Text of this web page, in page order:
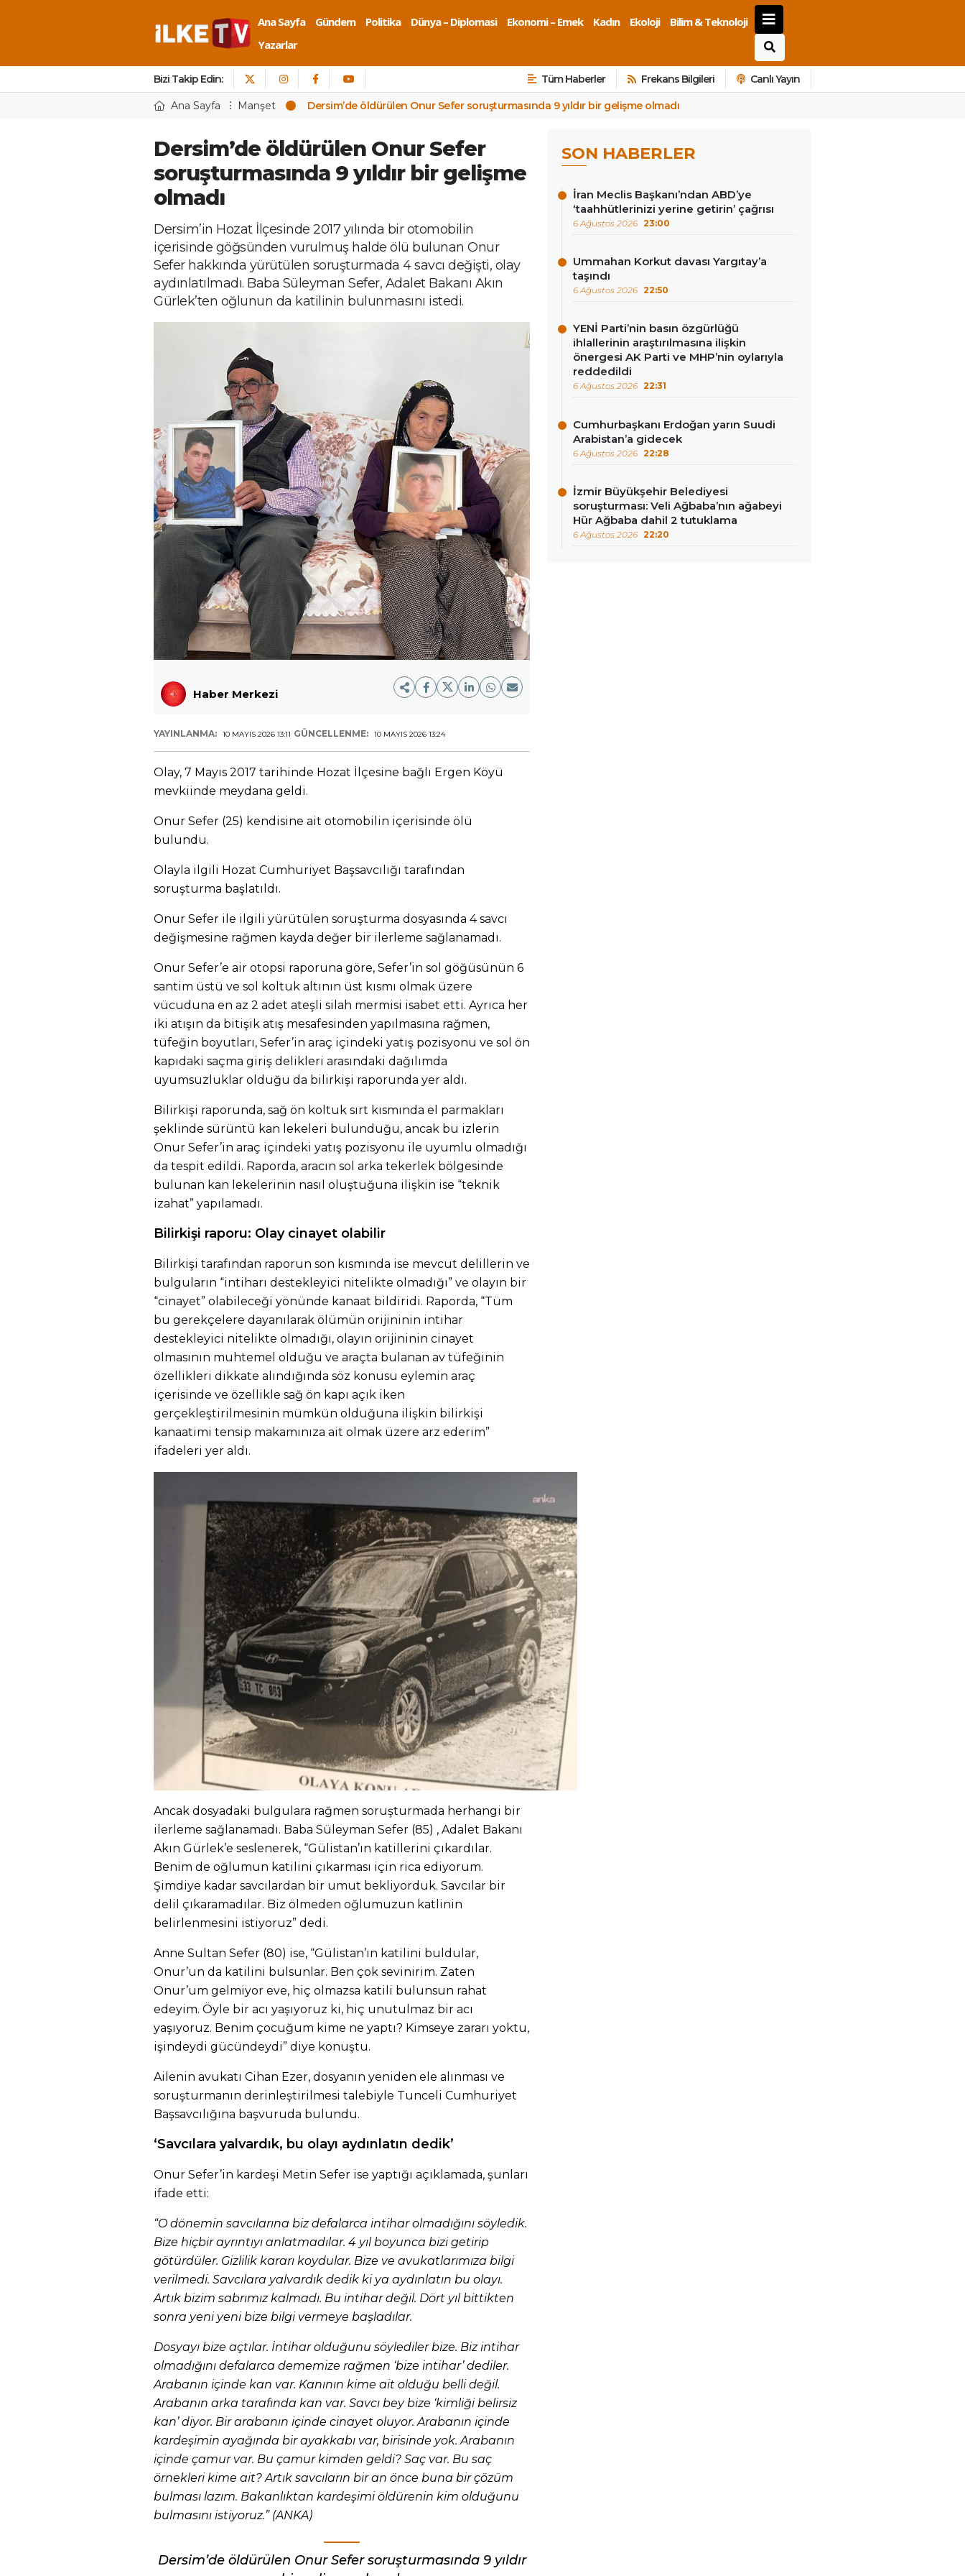
Ana Sayfa Gündem Politika Dünya – Diplomasi Ekonomi – Emek Kadın Ekoloji
Bilim & Teknoloji
Yazarlar
Bizi Takip Edin: Tüm Haberler Frekans Bilgileri Canlı Yayın
Ana Sayfa Manşet Dersim’de öldürülen Onur Sefer soruşturmasında 9 yıldır bir gelişme olmadı
Dersim’de öldürülen Onur Sefer
soruşturmasında 9 yıldır bir gelişme
olmadı
Dersim’in Hozat İlçesinde 2017 yılında bir otomobilin
içerisinde göğsünden vurulmuş halde ölü bulunan Onur
Sefer hakkında yürütülen soruşturmada 4 savcı değişti, olay
aydınlatılmadı. Baba Süleyman Sefer, Adalet Bakanı Akın
Gürlek’ten oğlunun da katilinin bulunmasını istedi.
Haber Merkezi
YAYINLANMA: 10 MAYIS 2026 13:11 GÜNCELLENME: 10 MAYIS 2026 13:24
Olay, 7 Mayıs 2017 tarihinde Hozat İlçesine bağlı Ergen Köyü
mevkiinde meydana geldi.
Onur Sefer (25) kendisine ait otomobilin içerisinde ölü
bulundu.
Olayla ilgili Hozat Cumhuriyet Başsavcılığı tarafından
soruşturma başlatıldı.
Onur Sefer ile ilgili yürütülen soruşturma dosyasında 4 savcı
değişmesine rağmen kayda değer bir ilerleme sağlanamadı.
Onur Sefer’e air otopsi raporuna göre, Sefer’in sol göğüsünün 6
santim üstü ve sol koltuk altının üst kısmı olmak üzere
vücuduna en az 2 adet ateşli silah mermisi isabet etti. Ayrıca her
iki atışın da bitişik atış mesafesinden yapılmasına rağmen,
tüfeğin boyutları, Sefer’in araç içindeki yatış pozisyonu ve sol ön
kapıdaki saçma giriş delikleri arasındaki dağılımda
uyumsuzluklar olduğu da bilirkişi raporunda yer aldı.
Bilirkişi raporunda, sağ ön koltuk sırt kısmında el parmakları
şeklinde sürüntü kan lekeleri bulunduğu, ancak bu izlerin
Onur Sefer’in araç içindeki yatış pozisyonu ile uyumlu olmadığı
da tespit edildi. Raporda, aracın sol arka tekerlek bölgesinde
bulunan kan lekelerinin nasıl oluştuğuna ilişkin ise “teknik
izahat” yapılamadı.
Bilirkişi raporu: Olay cinayet olabilir
Bilirkişi tarafından raporun son kısmında ise mevcut delillerin ve
bulguların “intiharı destekleyici nitelikte olmadığı” ve olayın bir
“cinayet” olabileceği yönünde kanaat bildiridi. Raporda, “Tüm
bu gerekçelere dayanılarak ölümün orijininin intihar
destekleyici nitelikte olmadığı, olayın orijininin cinayet
olmasının muhtemel olduğu ve araçta bulanan av tüfeğinin
özellikleri dikkate alındığında söz konusu eylemin araç
içerisinde ve özellikle sağ ön kapı açık iken
gerçekleştirilmesinin mümkün olduğuna ilişkin bilirkişi
kanaatimi tensip makamınıza ait olmak üzere arz ederim”
ifadeleri yer aldı.
Ancak dosyadaki bulgulara rağmen soruşturmada herhangi bir
ilerleme sağlanamadı. Baba Süleyman Sefer (85) , Adalet Bakanı
Akın Gürlek’e seslenerek, “Gülistan’ın katillerini çıkardılar.
Benim de oğlumun katilini çıkarması için rica ediyorum.
Şimdiye kadar savcılardan bir umut bekliyorduk. Savcılar bir
delil çıkaramadılar. Biz ölmeden oğlumuzun katlinin
belirlenmesini istiyoruz” dedi.
Anne Sultan Sefer (80) ise, “Gülistan’ın katilini buldular,
Onur’un da katilini bulsunlar. Ben çok sevinirim. Zaten
Onur’um gelmiyor eve, hiç olmazsa katili bulunsun rahat
edeyim. Öyle bir acı yaşıyoruz ki, hiç unutulmaz bir acı
yaşıyoruz. Benim çocuğum kime ne yaptı? Kimseye zararı yoktu,
işindeydi gücündeydi” diye konuştu.
Ailenin avukatı Cihan Ezer, dosyanın yeniden ele alınması ve
soruşturmanın derinleştirilmesi talebiyle Tunceli Cumhuriyet
Başsavcılığına başvuruda bulundu.
‘Savcılara yalvardık, bu olayı aydınlatın dedik’
Onur Sefer’in kardeşi Metin Sefer ise yaptığı açıklamada, şunları
ifade etti:
“O dönemin savcılarına biz defalarca intihar olmadığını söyledik.
Bize hiçbir ayrıntıyı anlatmadılar. 4 yıl boyunca bizi getirip
götürdüler. Gizlilik kararı koydular. Bize ve avukatlarımıza bilgi
verilmedi. Savcılara yalvardık dedik ki ya aydınlatın bu olayı.
Artık bizim sabrımız kalmadı. Bu intihar değil. Dört yıl bittikten
sonra yeni yeni bize bilgi vermeye başladılar.
Dosyayı bize açtılar. İntihar olduğunu söylediler bize. Biz intihar
olmadığını defalarca dememize rağmen ‘bize intihar’ dediler.
Arabanın içinde kan var. Kanının kime ait olduğu belli değil.
Arabanın arka tarafında kan var. Savcı bey bize ‘kimliği belirsiz
kan’ diyor. Bir arabanın içinde cinayet oluyor. Arabanın içinde
kardeşimin ayağında bir ayakkabı var, birisinde yok. Arabanın
içinde çamur var. Bu çamur kimden geldi? Saç var. Bu saç
örnekleri kime ait? Artık savcıların bir an önce buna bir çözüm
bulması lazım. Bakanlıktan kardeşimi öldürenin kim olduğunu
bulmasını istiyoruz.” (ANKA)
Dersim’de öldürülen Onur Sefer soruşturmasında 9 yıldır
SON HABERLER
İran Meclis Başkanı’ndan ABD’ye
‘taahhütlerinizi yerine getirin’ çağrısı
6 Ağustos 2026 23:00
Ummahan Korkut davası Yargıtay’a
taşındı
6 Ağustos 2026 22:50
YENİ Parti’nin basın özgürlüğü
ihlallerinin araştırılmasına ilişkin
önergesi AK Parti ve MHP’nin oylarıyla
reddedildi
6 Ağustos 2026 22:31
Cumhurbaşkanı Erdoğan yarın Suudi
Arabistan’a gidecek
6 Ağustos 2026 22:28
İzmir Büyükşehir Belediyesi
soruşturması: Veli Ağbaba’nın ağabeyi
Hür Ağbaba dahil 2 tutuklama
6 Ağustos 2026 22:20